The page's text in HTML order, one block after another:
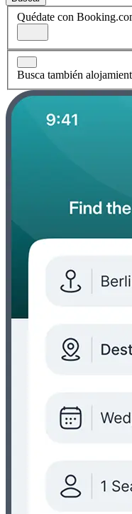
Quédate con
Busca también